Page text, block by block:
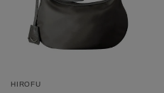
HIROFU